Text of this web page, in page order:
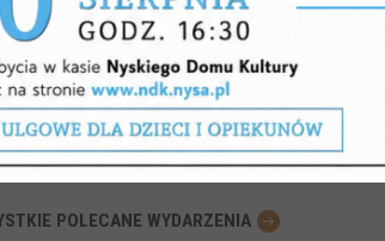
POLECANE WYDARZENIA